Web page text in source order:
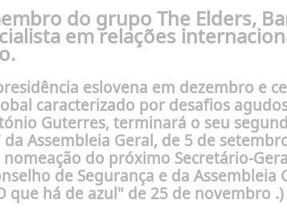
do grupo The Elders,
em relações
eslovena em dezembro e
caracterizado por desafios
Guterres, terminará o seu
Assembleia Geral, de 5 de
do próximo Secretário-
de Segurança e da
que há de azul" de 25 de novembro .)